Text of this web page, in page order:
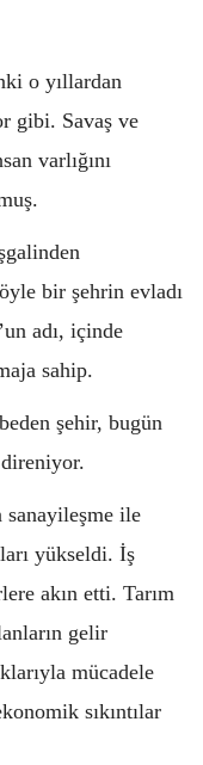
o yıllardan
gibi. Savaş ve
varlığını
bir şehrin evladı
adı, içinde
sahip.
şehir, bugün
sanayileşme ile
yükseldi. İş
akın etti. Tarım
gelir
mücadele
sıkıntılar